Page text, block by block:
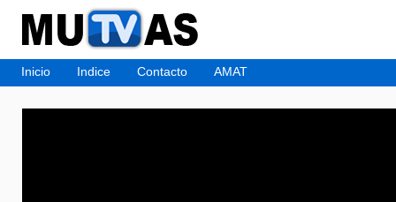
Inicio Indice Contacto AMAT